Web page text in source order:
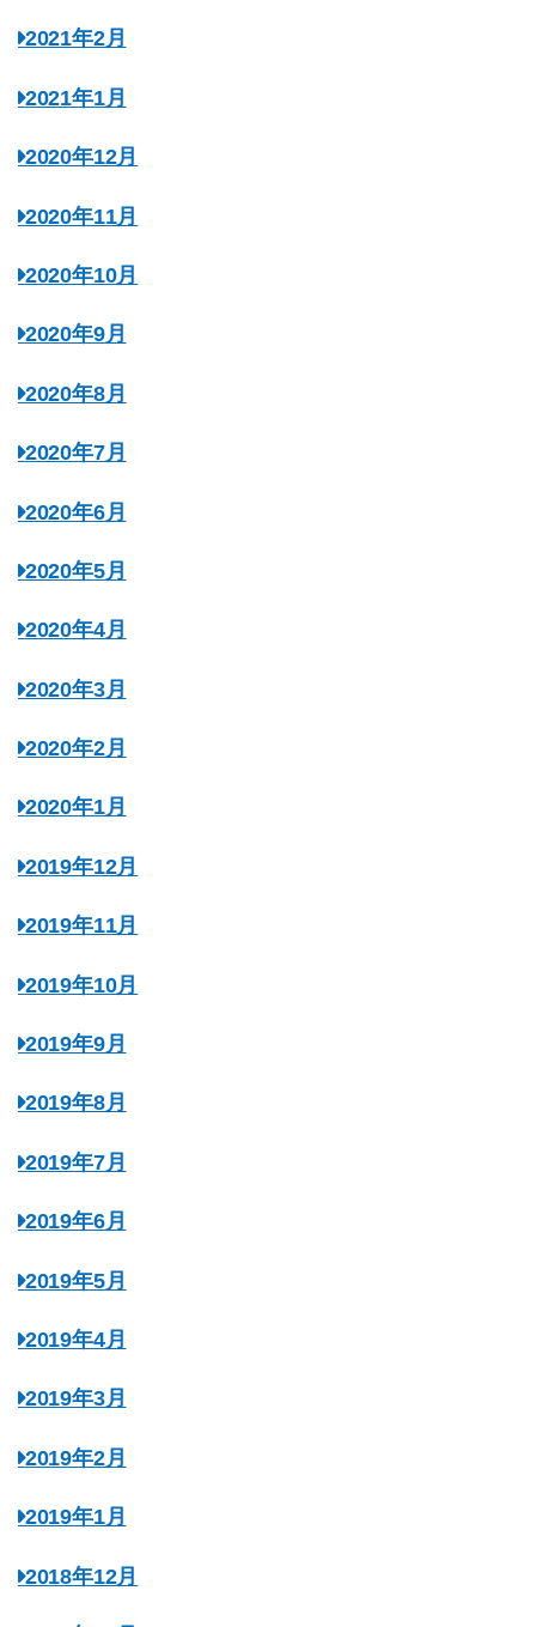
2021年2月
2021年1月
2020年12月
2020年11月
2020年10月
2020年9月
2020年8月
2020年7月
2020年6月
2020年5月
2020年4月
2020年3月
2020年2月
2020年1月
2019年12月
2019年11月
2019年10月
2019年9月
2019年8月
2019年7月
2019年6月
2019年5月
2019年4月
2019年3月
2019年2月
2019年1月
2018年12月